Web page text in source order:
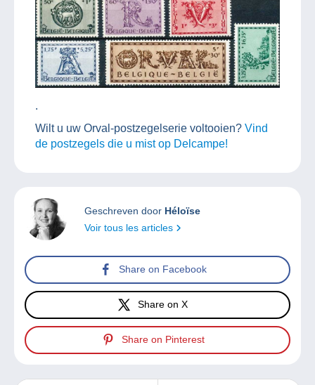
.
Wilt u uw Orval-postzegelserie voltooien? Vind
de postzegels die u mist op Delcampe!
Geschreven door Héloïse
Voir tous les articles
Share on Facebook
Share on X
Share on Pinterest